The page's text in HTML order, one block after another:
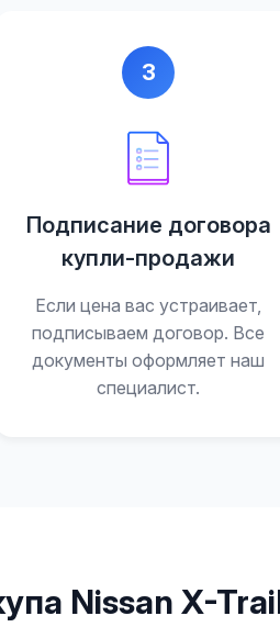
3
Подписание договора
купли-продажи
Если цена вас устраивает,
подписываем договор. Все
документы оформляет наш
специалист.
Nissan X-